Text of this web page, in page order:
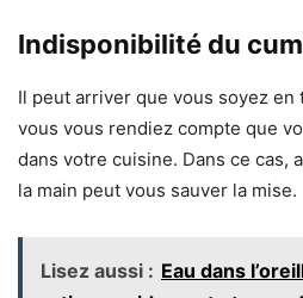
Indisponibilité du
Il peut arriver que vous soyez
vous vous rendiez compte que
dans votre cuisine. Dans ce cas,
la main peut vous sauver la mise.
Lisez aussi : Eau dans